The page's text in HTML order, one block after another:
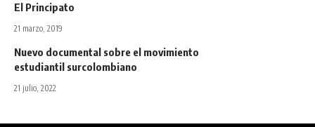
El Principato
21 marzo, 2019
Nuevo documental sobre el movimiento
estudiantil surcolombiano
21 julio, 2022